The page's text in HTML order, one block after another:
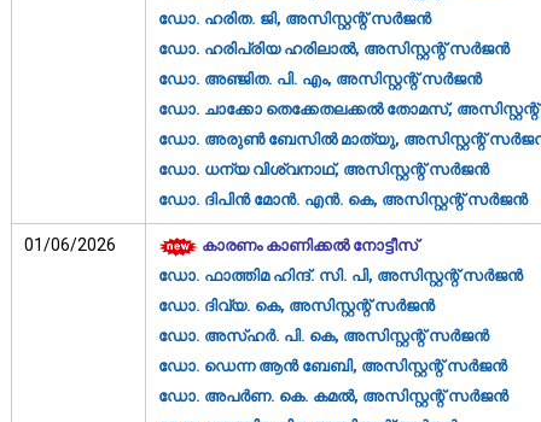
ഡോ. ഹരിത. ജി, അസിസ്റ്റന്റ് സർജൻ
ഡോ. ഹരിപ്രിയ ഹരിലാൽ, അസിസ്റ്റന്റ് സർജൻ
ഡോ. അഞ്ജിത. പി. എം, അസിസ്റ്റന്റ് സർജൻ
ഡോ. ചാക്കോ തെക്കേതലക്കൽ തോമസ്,
ഡോ. അരുൺ ബേസിൽ മാത്യു, അസിസ്റ്റന്റ്
ഡോ. ധന്യ വിശ്വനാഥ്, അസിസ്റ്റന്റ് സർജൻ
ഡോ. ദിപിൻ മോൻ. എൻ. കെ, അസിസ്റ്റന്റ് സർജൻ
01/06/2026
കാരണം കാണിക്കൽ നോട്ടീസ്
ഡോ. ഫാത്തിമ ഹിന്ദ്. സി. പി, അസിസ്റ്റന്റ് സർജൻ
ഡോ. ദിവ്യ. കെ, അസിസ്റ്റന്റ് സർജൻ
ഡോ. അസ്ഹർ. പി. കെ, അസിസ്റ്റന്റ് സർജൻ
ഡോ. ഡെന്ന ആൻ ബേബി, അസിസ്റ്റന്റ് സർജൻ
ഡോ. അപർണ. കെ. കമൽ, അസിസ്റ്റന്റ് സർജൻ